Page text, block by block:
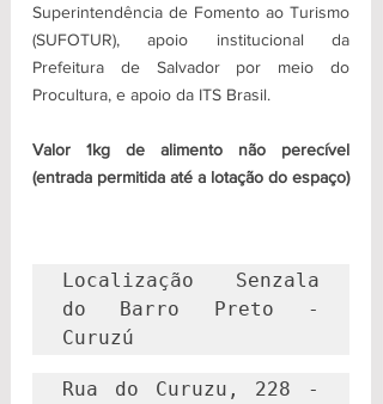
Superintendência de Fomento ao Turismo
(SUFOTUR), apoio institucional da
Prefeitura de Salvador por meio do
Procultura, e apoio da ITS Brasil.
Valor 1kg de alimento não perecível
(entrada permitida até a lotação do espaço)
Localização  Senzala
do Barro Preto -
Curuzú
Rua do Curuzu, 228 -